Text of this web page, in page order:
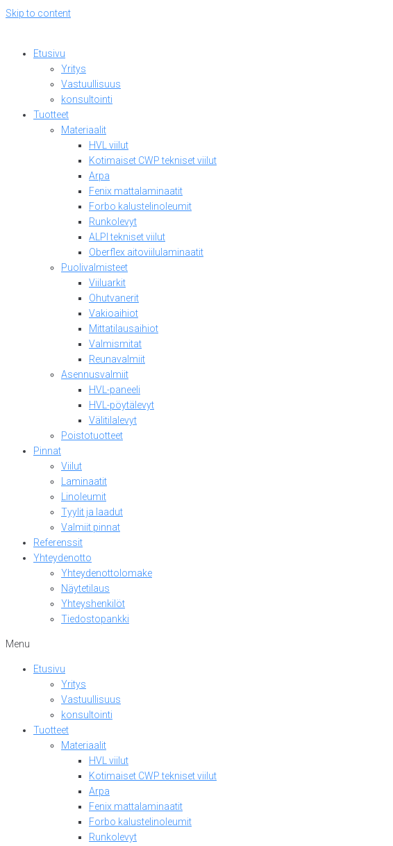
Skip to content
Etusivu
Yritys
Vastuullisuus
konsultointi
Tuotteet
Materiaalit
HVL viilut
Kotimaiset CWP tekniset viilut
Arpa
Fenix mattalaminaatit
Forbo kalustelinoleumit
Runkolevyt
ALPI tekniset viilut
Oberflex aitoviilulaminaatit
Puolivalmisteet
Viiluarkit
Ohutvanerit
Vakioaihiot
Mittatilausaihiot
Valmismitat
Reunavalmiit
Asennusvalmiit
HVL-paneeli
HVL-pöytälevyt
Välitilalevyt
Poistotuotteet
Pinnat
Viilut
Laminaatit
Linoleumit
Tyylit ja laadut
Valmiit pinnat
Referenssit
Yhteydenotto
Yhteydenottolomake
Näytetilaus
Yhteyshenkilöt
Tiedostopankki
Menu
Etusivu
Yritys
Vastuullisuus
konsultointi
Tuotteet
Materiaalit
HVL viilut
Kotimaiset CWP tekniset viilut
Arpa
Fenix mattalaminaatit
Forbo kalustelinoleumit
Runkolevyt